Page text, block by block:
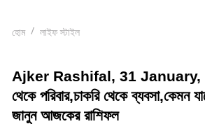
হোম লাইফ স্টাইল
Ajker Rashifal, 31 January,
থেকে পরিবার,চাকরি থেকে ব্যবসা,কেমন
জানুন আজকের রাশিফল